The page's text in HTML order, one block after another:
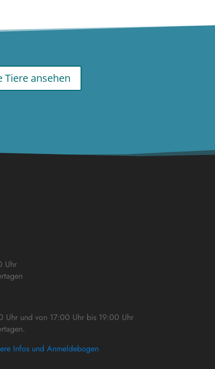
Tiere ansehen
Uhr
Uhr und von 17:00 Uhr bis 19:00 Uhr
Infos und Anmeldebogen